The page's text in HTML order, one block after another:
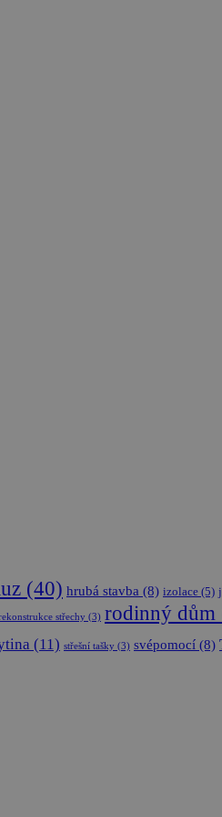
(40) hrubá stavba (8) izolace (5)
střechy (3) rodinný dům
(11) střešní tašky (3) svépomocí (8)
správa účtu.
služby
je nabízení cen
jako soubor
relace.